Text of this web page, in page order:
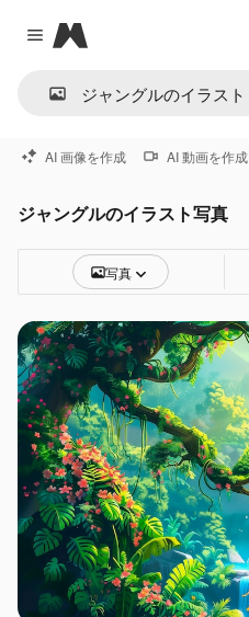
Close menu
Magnific
AI 画像を作成 AI 動画を作成
ジャングルのイラスト写真
写真